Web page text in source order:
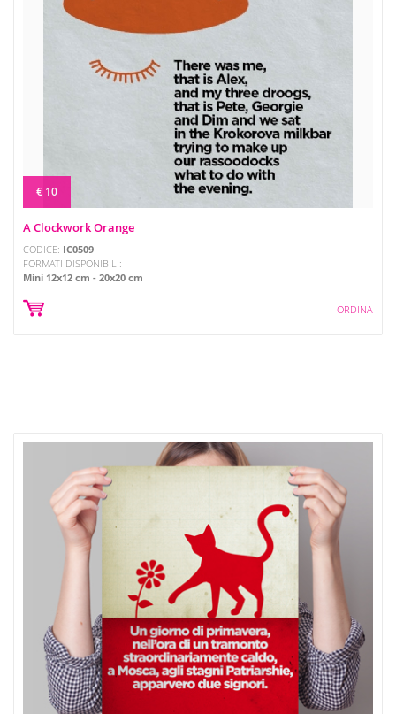
€ 10
A Clockwork Orange
CODICE: IC0509
FORMATI DISPONIBILI:
Mini 12x12 cm
20x20 cm
ORDINA